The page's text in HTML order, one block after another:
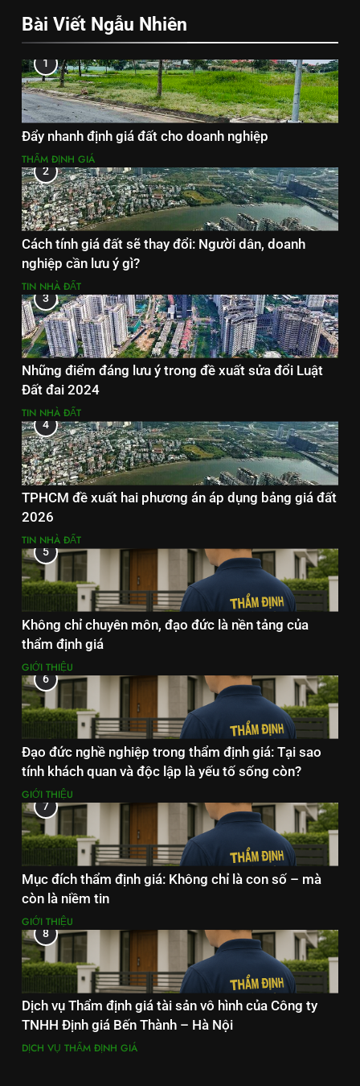
Bài Viết Ngẫu Nhiên
1
Đẩy nhanh định giá đất cho doanh nghiệp
THẨM ĐỊNH GIÁ
2
Cách tính giá đất sẽ thay đổi: Người dân, doanh
nghiệp cần lưu ý gì?
TIN NHÀ ĐẤT
3
Những điểm đáng lưu ý trong đề xuất sửa đổi Luật
Đất đai 2024
TIN NHÀ ĐẤT
4
TPHCM đề xuất hai phương án áp dụng bảng giá đất
2026
TIN NHÀ ĐẤT
5
Không chỉ chuyên môn, đạo đức là nền tảng của
thẩm định giá
GIỚI THIỆU
6
Đạo đức nghề nghiệp trong thẩm định giá: Tại sao
tính khách quan và độc lập là yếu tố sống còn?
GIỚI THIỆU
7
Mục đích thẩm định giá: Không chỉ là con số – mà
còn là niềm tin
GIỚI THIỆU
8
Dịch vụ Thẩm định giá tài sản vô hình của Công ty
TNHH Định giá Bến Thành – Hà Nội
DỊCH VỤ THẨM ĐỊNH GIÁ